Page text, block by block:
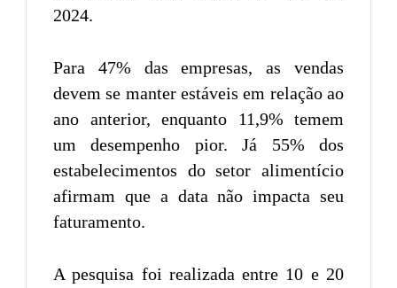
2024.
Para 47% das empresas, as vendas
devem se manter estáveis em relação ao
ano anterior, enquanto 11,9% temem
um desempenho pior. Já 55% dos
estabelecimentos do setor alimentício
afirmam que a data não impacta seu
faturamento.
A pesquisa foi realizada entre 10 e 20